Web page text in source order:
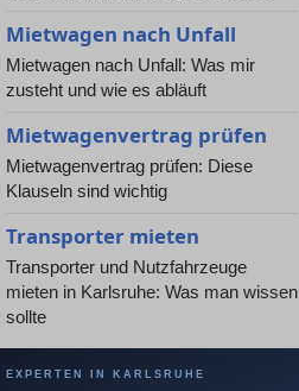
Mietwagen nach Unfall
Mietwagen nach Unfall: Was mir
zusteht und wie es abläuft
Mietwagenvertrag prüfen
Mietwagenvertrag prüfen: Diese
Klauseln sind wichtig
Transporter mieten
Transporter und Nutzfahrzeuge
mieten in Karlsruhe: Was man wissen
sollte
EXPERTEN IN KARLSRUHE